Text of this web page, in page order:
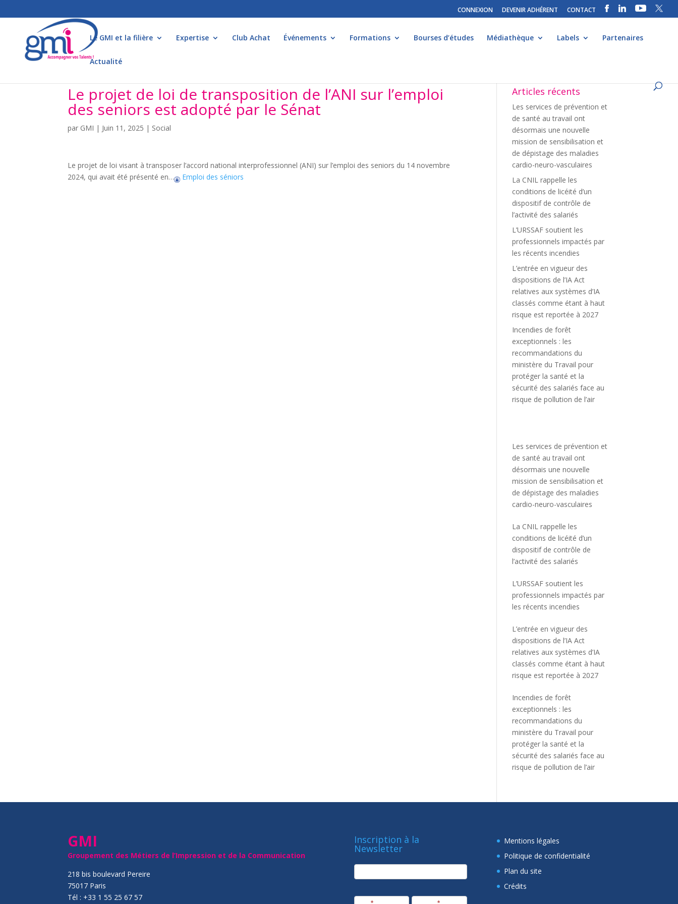
CONNEXION DEVENIR ADHÉRENT CONTACT
Le GMI et la filière Expertise Club Achat Événements Formations Bourses d’études Médiathèque Labels Partenaires
Actualité
Le projet de loi de transposition de l’ANI sur l’emploi
des seniors est adopté par le Sénat
par GMI | Juin 11, 2025 | Social
Le projet de loi visant à transposer l’accord national interprofessionnel (ANI) sur l’emploi des seniors du 14 novembre
2024, qui avait été présenté en…
Emploi des séniors
Articles récents
Les services de prévention et
de santé au travail ont
désormais une nouvelle
mission de sensibilisation et
de dépistage des maladies
cardio-neuro-vasculaires
La CNIL rappelle les
conditions de licéité d’un
dispositif de contrôle de
l’activité des salariés
L’URSSAF soutient les
professionnels impactés par
les récents incendies
L’entrée en vigueur des
dispositions de l’IA Act
relatives aux systèmes d’IA
classés comme étant à haut
risque est reportée à 2027
Incendies de forêt
exceptionnels : les
recommandations du
ministère du Travail pour
protéger la santé et la
sécurité des salariés face au
risque de pollution de l’air
Les services de prévention et
de santé au travail ont
désormais une nouvelle
mission de sensibilisation et
de dépistage des maladies
cardio-neuro-vasculaires
La CNIL rappelle les
conditions de licéité d’un
dispositif de contrôle de
l’activité des salariés
L’URSSAF soutient les
professionnels impactés par
les récents incendies
L’entrée en vigueur des
dispositions de l’IA Act
relatives aux systèmes d’IA
classés comme étant à haut
risque est reportée à 2027
Incendies de forêt
exceptionnels : les
recommandations du
ministère du Travail pour
protéger la santé et la
sécurité des salariés face au
risque de pollution de l’air
GMI
Groupement des Métiers de l’Impression et de la Communication
218 bis boulevard Pereire
75017 Paris
Tél : +33 1 55 25 67 57
Inscription à la
Newsletter
newsletter
Mentions légales
Politique de confidentialité
Plan du site
Crédits